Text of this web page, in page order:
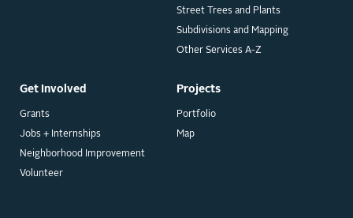
Get Involved
Grants
Jobs + Internships
Neighborhood Improvement
Volunteer
Projects
Portfolio
Map
Street Trees and Plants
Subdivisions and Mapping
Other Services A-Z